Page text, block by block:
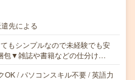
先による
もシンプルなので未経験でも安
包▼雑誌や書籍などの仕分け…
OK / パソコンスキル不要 / 英語力